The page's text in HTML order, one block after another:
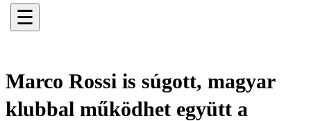
☰
Marco Rossi is súgott, magyar
klubbal működhet együtt a